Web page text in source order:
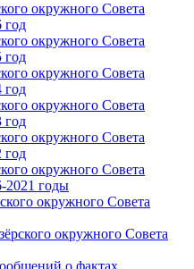
окружного Совета
год
окружного Совета
год
окружного Совета
год
окружного Совета
год
окружного Совета
год
окружного Совета
2021 годы
окружного Совета
окружного Совета